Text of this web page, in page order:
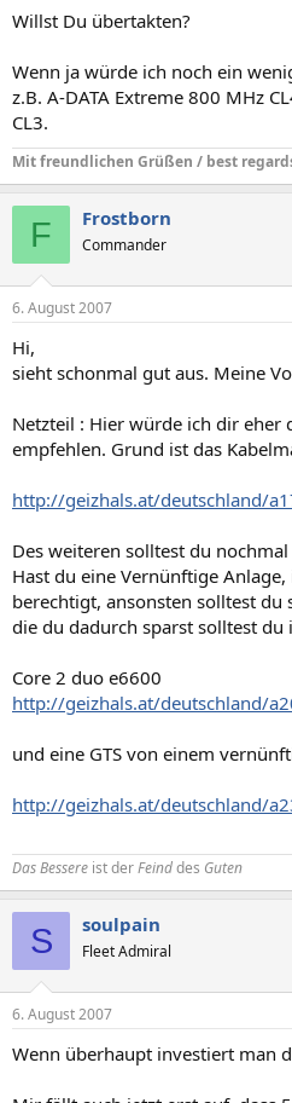
Willst Du übertakten?
Wenn ja würde ich noch ein
z.B. A-DATA Extreme 800 MHz
CL3.
Mit freundlichen Grüßen / best
F Frostborn
Commander
6. August 2007
Hi,
sieht schonmal gut aus. Meine
Netzteil : Hier würde ich dir eher
empfehlen. Grund ist das
http://geizhals.at/deutschland/
Des weiteren solltest du
Hast du eine Vernünftige
berechtigt, ansonsten solltest du
die du dadurch sparst solltest du
Core 2 duo e6600
http://geizhals.at/deutschland/
und eine GTS von einem
http://geizhals.at/deutschland/
Das Bessere ist derFeinddes Guten
S soulpain
Fleet Admiral
6. August 2007
Wenn überhaupt investiert man